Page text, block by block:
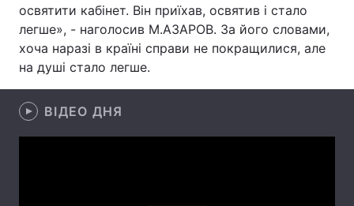
Контакти
Послуги
освятити кабінет. Він приїхав, освятив і стало
легше», - наголосив М.АЗАРОВ. За його словами,
хоча наразі в країні справи не покращилися, але
на душі стало легше.
ВІДЕО ДНЯ